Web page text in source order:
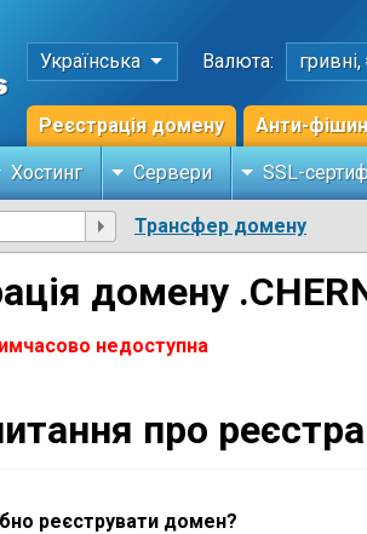
Українська Валюта: гривні,
Реєстрація домену Анти-
Хостинг Сервери SSL-
Трансфер домену
домену
недоступна
про
реєструвати домен?